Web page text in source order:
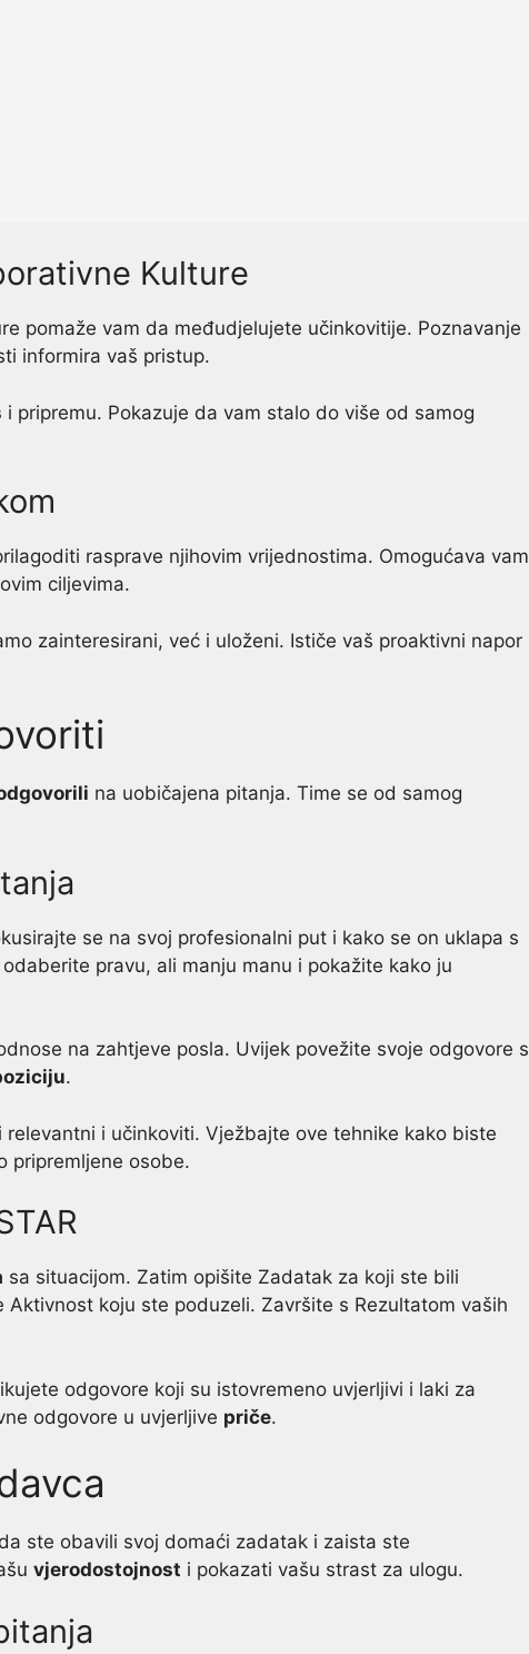
Kulture
pomaže vam da međudjelujete učinkovitije. Poznavanje
informira vaš pristup.
i pripremu. Pokazuje da vam stalo do više od samog
rasprave njihovim vrijednostima. Omogućava vam
ciljevima.
zainteresirani, već i uloženi. Ističe vaš proaktivni napor
na uobičajena pitanja. Time se od samog
se na svoj profesionalni put i kako se on uklapa s
pravu, ali manju manu i pokažite kako ju
na zahtjeve posla. Uvijek povežite svoje odgovore s
.
i učinkoviti. Vježbajte ove tehnike kako biste
pripremljene osobe.
sa situacijom. Zatim opišite Zadatak za koji ste bili
koju ste poduzeli. Završite s Rezultatom vaših
odgovore koji su istovremeno uvjerljivi i laki za
odgovore u uvjerljive priče.
ste obavili svoj domaći zadatak i zaista ste
vjerodostojnost i pokazati vašu strast za ulogu.